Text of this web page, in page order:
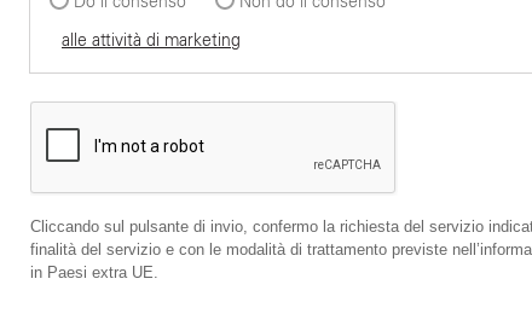
alle attività di marketing
Cliccando sul pulsante di invio, confermo la richiesta del servizio
finalità del servizio e con le modalità di trattamento previste
in Paesi extra UE.